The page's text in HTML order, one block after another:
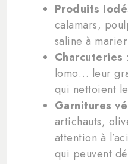
Produits
calamars,
saline à
Charcuteries
lomo… leur
qui nettoient
Garnitures
artichauts,
attention à
qui peuvent